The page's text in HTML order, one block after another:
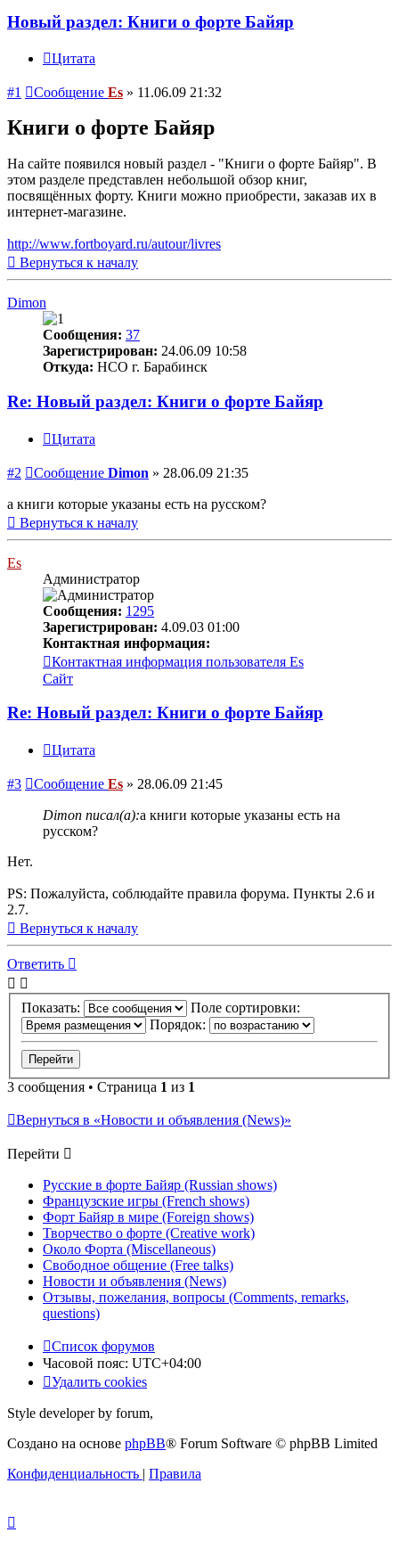
Новый раздел: Книги о форте Байяр
Цитата
#1 Сообщение Es » 11.06.09 21:32
Книги о форте Байяр
На сайте появился новый раздел - "Книги о форте Байяр". В
этом разделе представлен небольшой обзор книг,
посвящённых форту. Книги можно приобрести, заказав их в
интернет-магазине.
http://www.fortboyard.ru/autour/livres
Вернуться к началу
Dimon
Сообщения: 37
Зарегистрирован: 24.06.09 10:58
Откуда: НСО г. Барабинск
Re: Новый раздел: Книги о форте Байяр
Цитата
#2 Сообщение Dimon » 28.06.09 21:35
а книги которые указаны есть на русском?
Вернуться к началу
Es
Администратор
Сообщения: 1295
Зарегистрирован: 4.09.03 01:00
Контактная информация:
Контактная информация пользователя Es
Сайт
Re: Новый раздел: Книги о форте Байяр
Цитата
#3 Сообщение Es » 28.06.09 21:45
Dimon писал(а):а книги которые указаны есть на
русском?
Нет.
PS: Пожалуйста, соблюдайте правила форума. Пункты 2.6 и
2.7.
Вернуться к началу
Ответить
Показать:
Поле сортировки:
Порядок:
3 сообщения • Страница 1 из 1
Вернуться в «Новости и объявления (News)»
Перейти
Русские в форте Байяр (Russian shows)
Французские игры (French shows)
Форт Байяр в мире (Foreign shows)
Творчество о форте (Creative work)
Около Форта (Miscellaneous)
Свободное общение (Free talks)
Новости и объявления (News)
Отзывы, пожелания, вопросы (Comments, remarks,
questions)
Список форумов
Часовой пояс: UTC+04:00
Удалить cookies
Style developer by forum,
Создано на основе phpBB® Forum Software © phpBB Limited
Конфиденциальность | Правила